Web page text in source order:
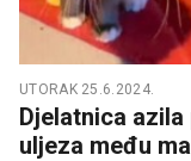
UTORAK 25.6.2024.
Djelatnica
uljeza među